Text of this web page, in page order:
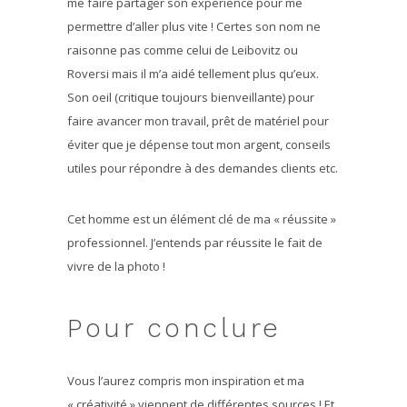
permettre d’aller plus vite ! Certes son nom ne
raisonne pas comme celui de Leibovitz ou
Roversi mais il m’a aidé tellement plus qu’eux.
Son oeil (critique toujours bienveillante) pour
faire avancer mon travail, prêt de matériel pour
éviter que je dépense tout mon argent, conseils
utiles pour répondre à des demandes clients etc.
Cet homme est un élément clé de ma « réussite »
professionnel. J’entends par réussite le fait de
vivre de la photo !
Pour conclure
Vous l’aurez compris mon inspiration et ma